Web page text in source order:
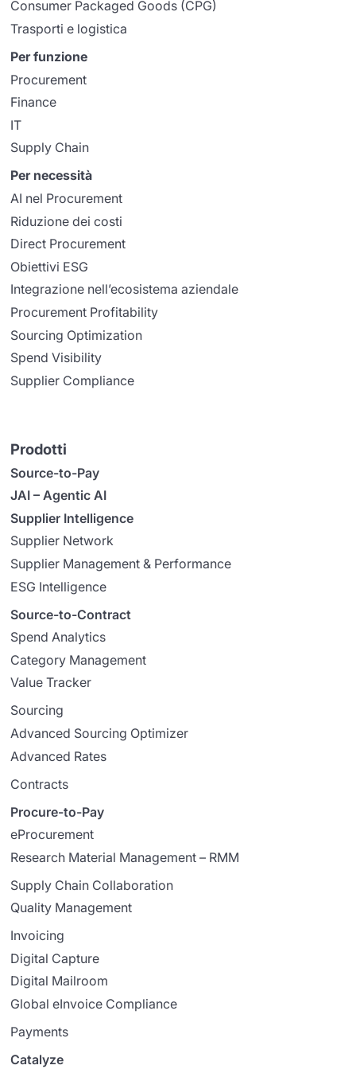
Consumer Packaged Goods (CPG)
Trasporti e logistica
Per funzione
Procurement
Finance
IT
Supply Chain
Per necessità
AI nel Procurement
Riduzione dei costi
Direct Procurement
Obiettivi ESG
Integrazione nell’ecosistema aziendale
Procurement Profitability
Sourcing Optimization
Spend Visibility
Supplier Compliance
Prodotti
Source-to-Pay
JAI – Agentic AI
Supplier Intelligence
Supplier Network
Supplier Management & Performance
ESG Intelligence
Source-to-Contract
Spend Analytics
Category Management
Value Tracker
Sourcing
Advanced Sourcing Optimizer
Advanced Rates
Contracts
Procure-to-Pay
eProcurement
Research Material Management – RMM
Supply Chain Collaboration
Quality Management
Invoicing
Digital Capture
Digital Mailroom
Global eInvoice Compliance
Payments
Catalyze